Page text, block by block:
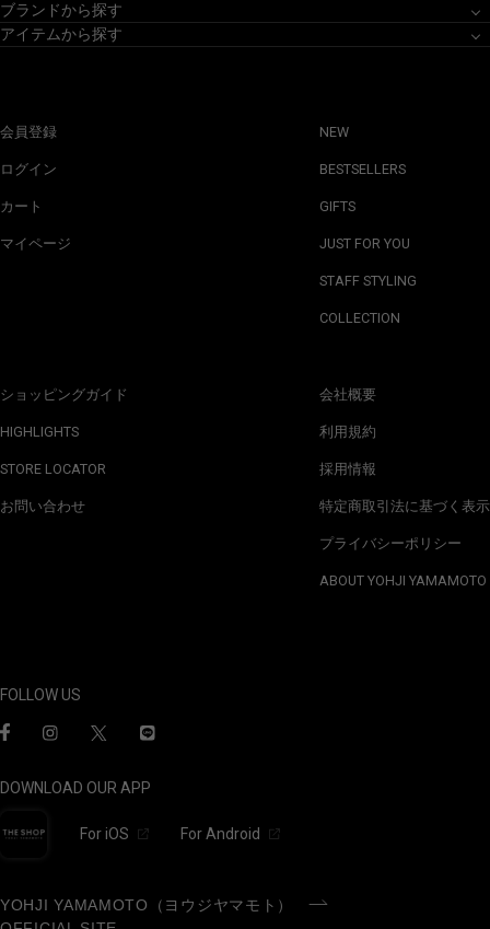
ブランドから探す
アイテムから探す
会員登録
ログイン
カート
マイページ
ショッピングガイド
HIGHLIGHTS
STORE LOCATOR
お問い合わせ
NEW
BESTSELLERS
GIFTS
JUST FOR YOU
STAFF STYLING
COLLECTION
会社概要
利用規約
採用情報
特定商取引法に基づく表示
プライバシーポリシー
ABOUT YOHJI YAMAMOTO
FOLLOW US
DOWNLOAD OUR APP
For iOS For Android
YOHJI YAMAMOTO（ヨウジヤマモト）